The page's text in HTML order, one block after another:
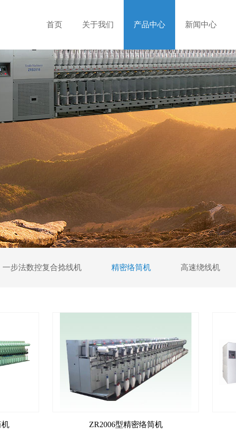
首页 关于我们 产品中心 新闻中心
一步法数控复合捻线机 精密络筒机 高速绕线机
机 ZR2006型精密络筒机